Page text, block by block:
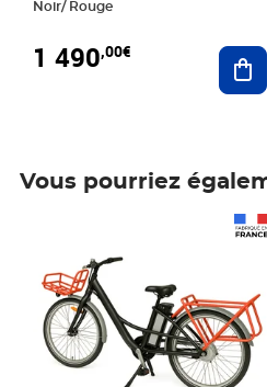
Noir/ Rouge
1 490,00€
Vous pourriez